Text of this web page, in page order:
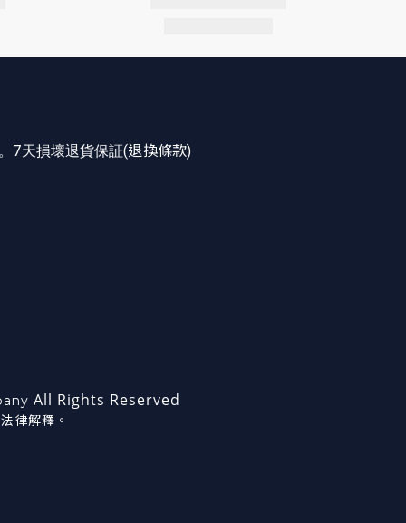
7天損壞退貨保証(退換條款)
All Rights Reserved
律解釋。